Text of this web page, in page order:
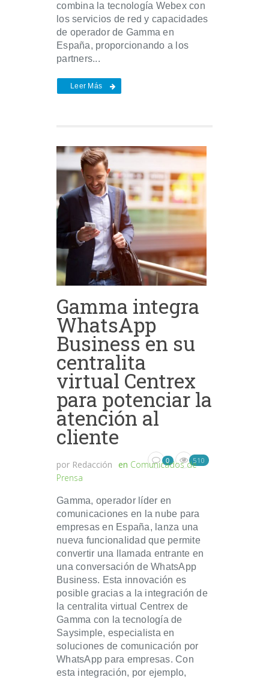
combina la tecnología Webex con
los servicios de red y capacidades
de operador de Gamma en
España, proporcionando a los
partners...
Leer Más
Gamma integra
WhatsApp
Business en su
centralita
virtual Centrex
para potenciar la
atención al
cliente
por Redacción en Comunicados de
Prensa
0 510
Gamma, operador líder en
comunicaciones en la nube para
empresas en España, lanza una
nueva funcionalidad que permite
convertir una llamada entrante en
una conversación de WhatsApp
Business. Esta innovación es
posible gracias a la integración de
la centralita virtual Centrex de
Gamma con la tecnología de
Saysimple, especialista en
soluciones de comunicación por
WhatsApp para empresas. Con
esta integración, por ejemplo,